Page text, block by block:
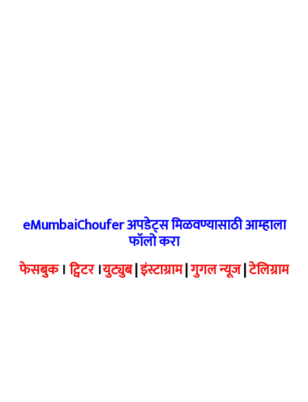
eMumbaiChoufer अपडेट्स मिळवण्यासाठी आम्हाला
फॉलो करा
फेसबुक।ट्विटर।युट्युब|इंस्टाग्राम|गुगल न्यूज|टेलिग्राम